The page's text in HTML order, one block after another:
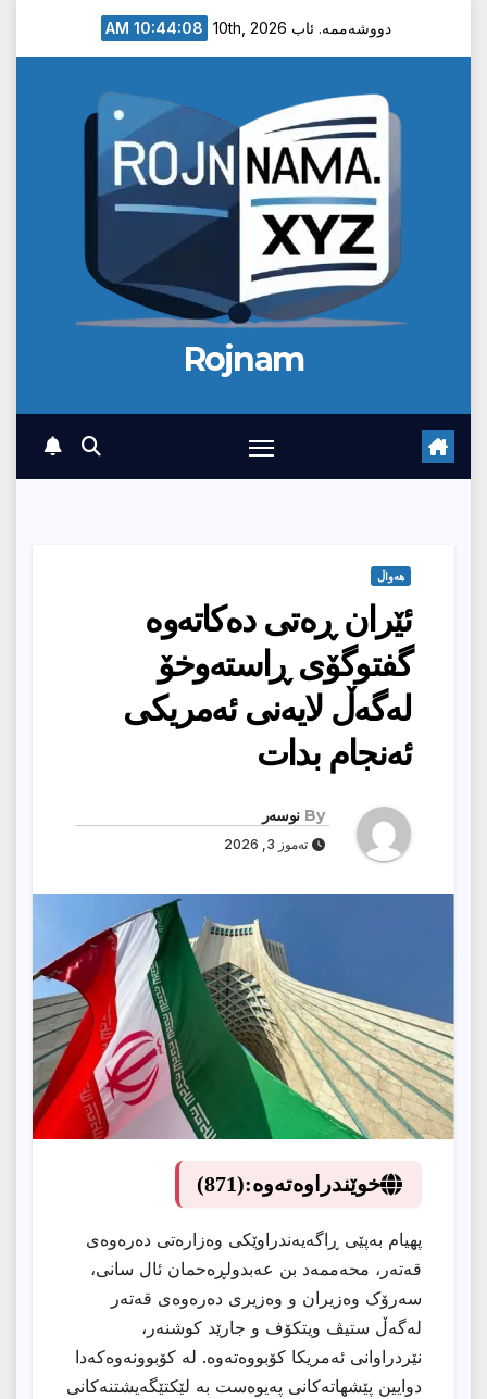
دووشەممە. ئاب 10th, 2026 10:44:09 AM
Rojnam
هەواڵ
ئێران ڕه‌تی ده‌كاته‌وه‌
گفتوگۆی ڕاسته‌وخۆ
له‌گه‌ڵ لایه‌نی ئه‌مریكی
ئه‌نجام بدات
By نوسەر
تەموز 3, 2026
خوێندراوەتەوە:(871)
پهیام بەپێی ڕاگەیەندراوێکی وەزارەتی دەرەوەی
قەتەر، محەممەد بن عەبدولڕەحمان ئال سانی،
سەرۆک وەزیران و وەزیری دەرەوەی قەتەر
لەگەڵ ستیڤ ویتکۆف و جارێد کوشنەر،
نێردراوانی ئەمریکا کۆبووەتەوە. لە کۆبوونەوەکەدا
دوایین پێشهاتەکانی پەیوەست بە لێکتێگەیشتنەکانی